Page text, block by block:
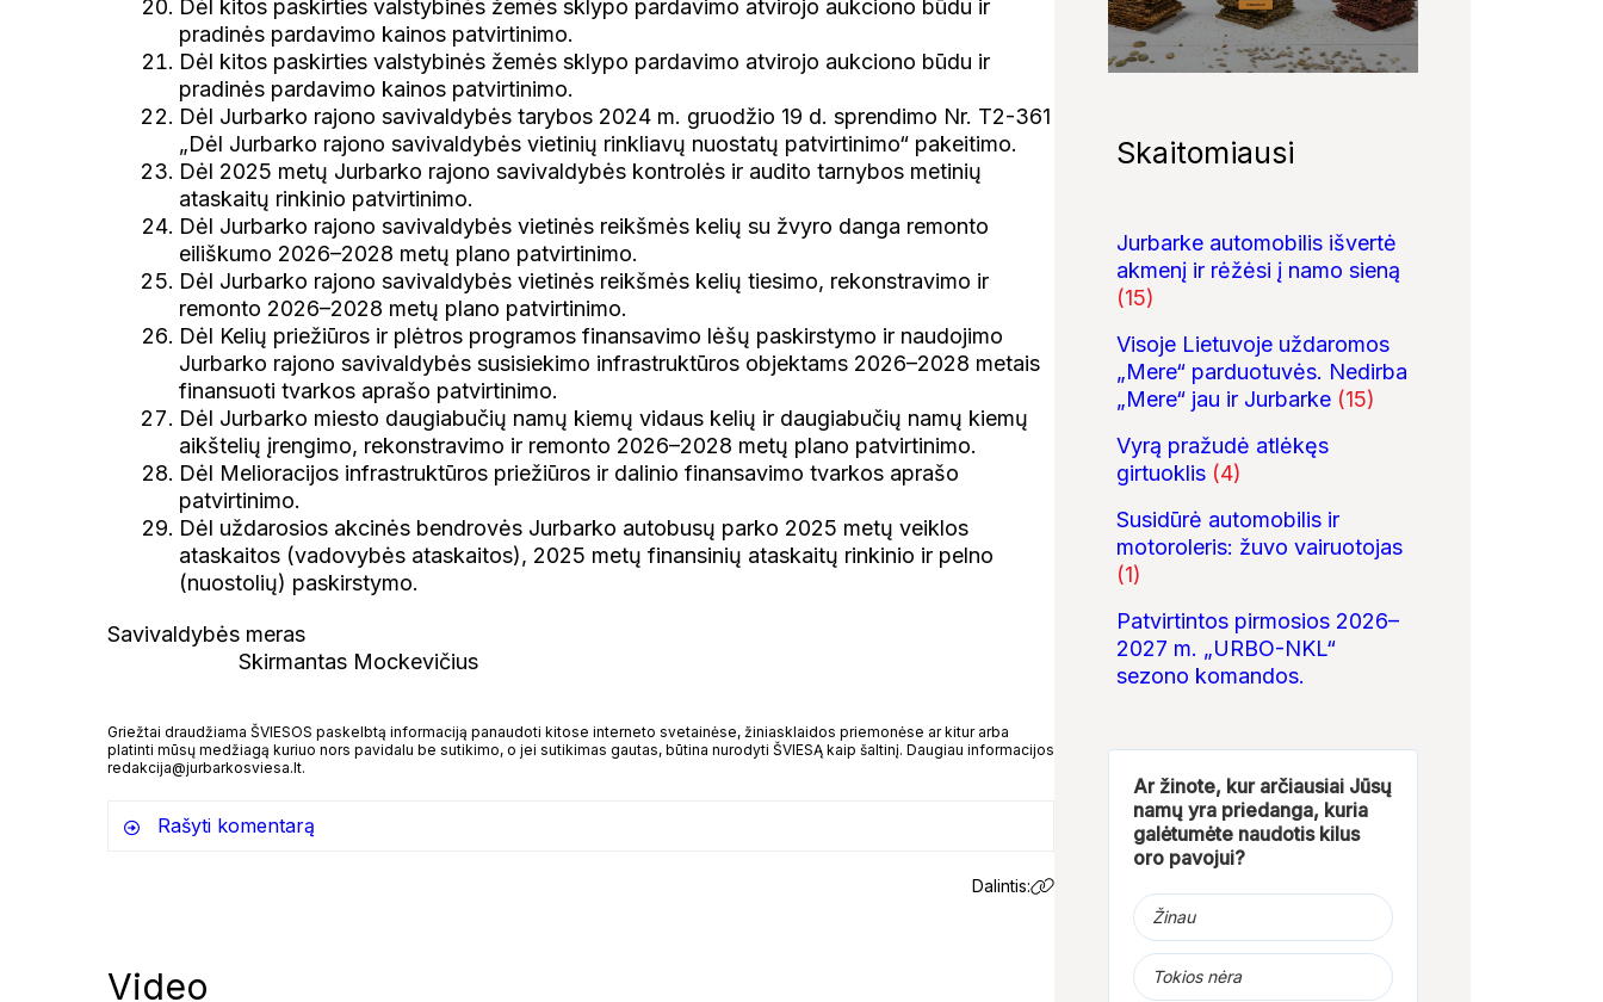
Dėl kitos paskirties valstybinės žemės sklypo pardavimo atvirojo aukciono būdu ir
pradinės pardavimo kainos patvirtinimo.
Dėl kitos paskirties valstybinės žemės sklypo pardavimo atvirojo aukciono būdu ir
pradinės pardavimo kainos patvirtinimo.
Dėl Jurbarko rajono savivaldybės tarybos 2024 m. gruodžio 19 d. sprendimo Nr. T2-361
„Dėl Jurbarko rajono savivaldybės vietinių rinkliavų nuostatų patvirtinimo“ pakeitimo.
Dėl 2025 metų Jurbarko rajono savivaldybės kontrolės ir audito tarnybos metinių
ataskaitų rinkinio patvirtinimo.
Dėl Jurbarko rajono savivaldybės vietinės reikšmės kelių su žvyro danga remonto
eiliškumo 2026–2028 metų plano patvirtinimo.
Dėl Jurbarko rajono savivaldybės vietinės reikšmės kelių tiesimo, rekonstravimo ir
remonto 2026–2028 metų plano patvirtinimo.
Dėl Kelių priežiūros ir plėtros programos finansavimo lėšų paskirstymo ir naudojimo
Jurbarko rajono savivaldybės susisiekimo infrastruktūros objektams 2026–2028 metais
finansuoti tvarkos aprašo patvirtinimo.
Dėl Jurbarko miesto daugiabučių namų kiemų vidaus kelių ir daugiabučių namų kiemų
aikštelių įrengimo, rekonstravimo ir remonto 2026–2028 metų plano patvirtinimo.
Dėl Melioracijos infrastruktūros priežiūros ir dalinio finansavimo tvarkos aprašo
patvirtinimo.
Dėl uždarosios akcinės bendrovės Jurbarko autobusų parko 2025 metų veiklos
ataskaitos (vadovybės ataskaitos), 2025 metų finansinių ataskaitų rinkinio ir pelno
(nuostolių) paskirstymo.
Savivaldybės meras
Skirmantas Mockevičius
Griežtai draudžiama ŠVIESOS paskelbtą informaciją panaudoti kitose interneto svetainėse, žiniasklaidos priemonėse ar kitur arba
platinti mūsų medžiagą kuriuo nors pavidalu be sutikimo, o jei sutikimas gautas, būtina nurodyti ŠVIESĄ kaip šaltinį. Daugiau informacijos
redakcija@jurbarkosviesa.lt.
Rašyti komentarą
Dalintis:
Video
Skaitomiausi
Jurbarke automobilis išvertė
akmenį ir rėžėsi į namo sieną
(15)
Visoje Lietuvoje uždaromos
„Mere“ parduotuvės. Nedirba
„Mere“ jau ir Jurbarke (15)
Vyrą pražudė atlėkęs
girtuoklis (4)
Susidūrė automobilis ir
motoroleris: žuvo vairuotojas
(1)
Patvirtintos pirmosios 2026–
2027 m. „URBO-NKL“
sezono komandos.
Ar žinote, kur arčiausiai Jūsų
namų yra priedanga, kuria
galėtumėte naudotis kilus
oro pavojui?
Žinau
Tokios nėra